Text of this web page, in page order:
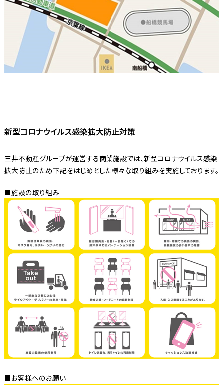
新型コロナウイルス感染拡大防止対策
三井不動産グループが運営する商業施設では、新型コロナウイルス感染
拡大防止のため下記をはじめとした様々な取り組みを実施しております。
■施設の取り組み
■お客様へのお願い